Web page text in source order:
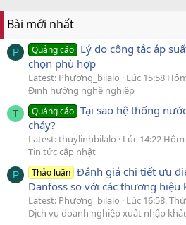
Bài mới nhất
P Quảng cáo Lý do công tắc áp
chọn phù hợp
Latest: Phương_bilalo
Lúc 15:58
Định hướng nghề nghiệp
T Quảng cáo Tại sao hệ thống
chảy?
Latest: thuylinhbilalo
Lúc 14:22
Tin tức cập nhật
P Thảo luận Đánh giá chi tiết ưu
Danfoss so với các thương hiệu
Latest: Phương_bilalo
Lúc 16:58,
Dịch vụ doanh nghiệp xuất nhập